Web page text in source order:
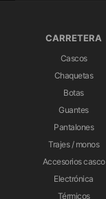
CARRETERA
Cascos
Chaquetas
Botas
Guantes
Pantalones
Trajes / monos
Accesorios casco
Electrónica
Térmicos